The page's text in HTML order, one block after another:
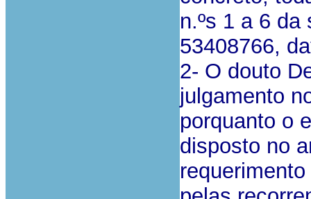
n.ºs 1 a 6
53408766,
2- O douto
julgamento
porquanto o
disposto no